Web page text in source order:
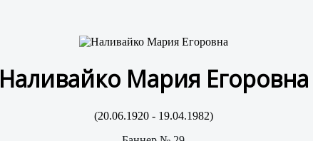
Наливайко Мария Егоровна
(20.06.1920 - 19.04.1982)